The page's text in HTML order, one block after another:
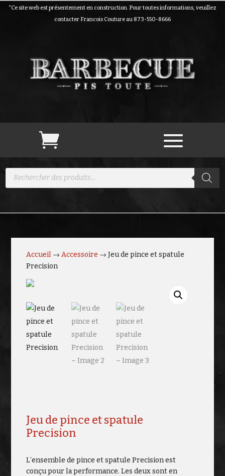
*Ce site web est présentement en construction. Pour toutes informations, veuillez
contacter Francois Couture au 873-550-8666
Recherche
Accueil →Accessoire → Jeu de pince et spatule
Precision
Jeu de pince et spatule
Precision
L’ensemble de pince et spatule Precision est
conçu pour la performance. Les deux sont en